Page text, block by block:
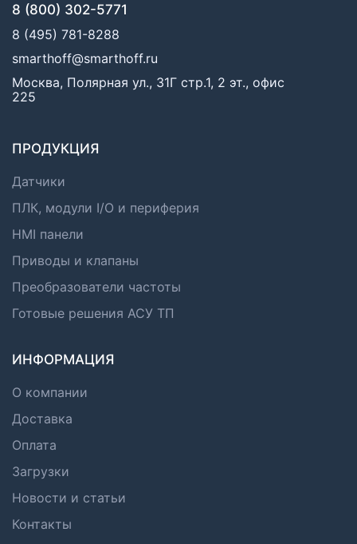
8 (800) 302-5771
8 (495) 781-8288
smarthoff@smarthoff.ru
Москва, Полярная ул., 31Г стр.1, 2 эт., офис
225
ПРОДУКЦИЯ
Датчики
ПЛК, модули I/O и периферия
HMI панели
Приводы и клапаны
Преобразователи частоты
Готовые решения АСУ ТП
ИНФОРМАЦИЯ
О компании
Доставка
Оплата
Загрузки
Новости и статьи
Контакты